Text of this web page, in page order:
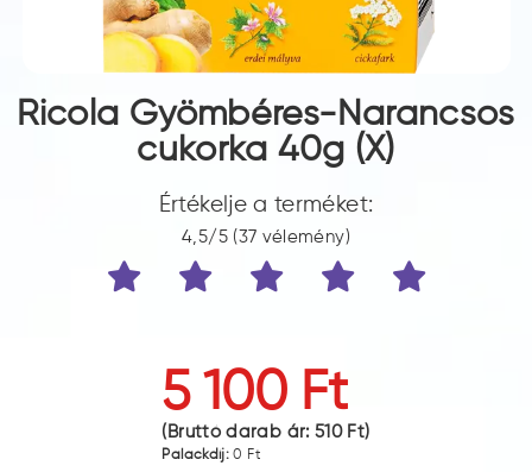
Ricola Gyömbéres-Narancsos
cukorka 40g (X)
Értékelje a terméket:
4,5/5 (37 vélemény)
5 100 Ft
(Bruttó darab ár: 510 Ft)
Palackdíj:0 Ft